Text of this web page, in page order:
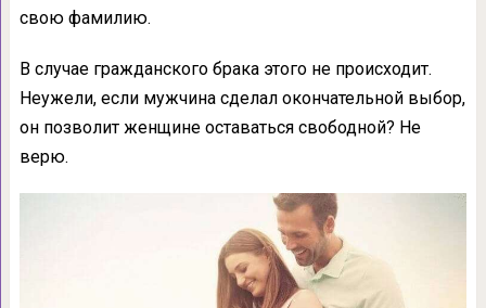
свою фамилию.
В случае гражданского брака этого не происходит.
Неужели, если мужчина сделал окончательной выбор,
он позволит женщине оставаться свободной? Не
верю.